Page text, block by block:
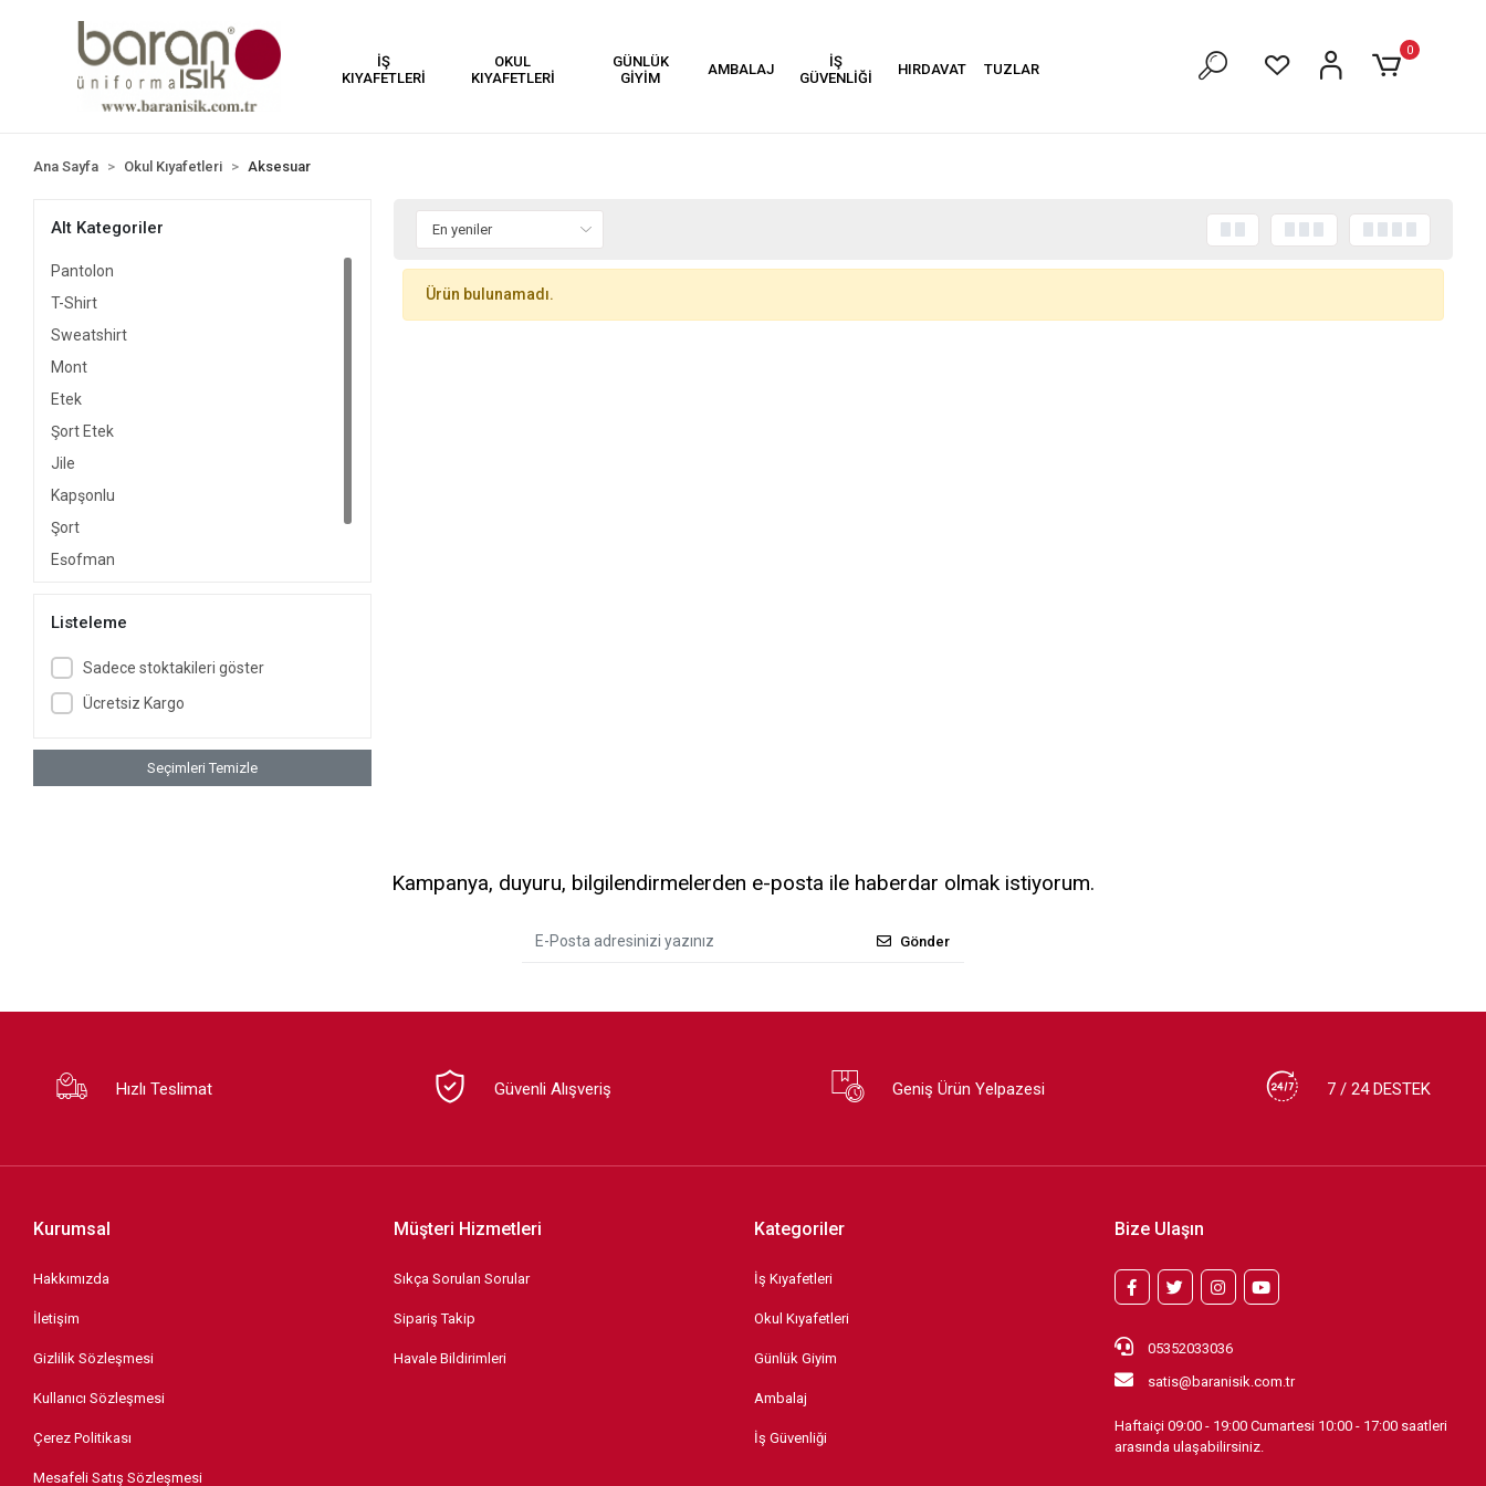
İŞ
KIYAFETLERİ
OKUL
KIYAFETLERİ
GÜNLÜK
GİYİM
AMBALAJ
İŞ
GÜVENLİĞİ
HIRDAVAT TUZLAR
0
Ana Sayfa Okul Kıyafetleri Aksesuar
Alt Kategoriler
Pantolon
T-Shirt
Sweatshirt
Mont
Etek
Şort Etek
Jile
Kapşonlu
Şort
Eşofman
Listeleme
Sadece stoktakileri göster
Ücretsiz Kargo
Seçimleri Temizle
Ürün bulunamadı.
Kampanya, duyuru, bilgilendirmelerden e-posta ile haberdar olmak istiyorum.
Gönder
Hızlı Teslimat Güvenli Alışveriş Geniş Ürün Yelpazesi 7 / 24 DESTEK
Kurumsal
Hakkımızda
İletişim
Gizlilik Sözleşmesi
Kullanıcı Sözleşmesi
Çerez Politikası
Mesafeli Satış Sözleşmesi
Müşteri Hizmetleri
Sıkça Sorulan Sorular
Sipariş Takip
Havale Bildirimleri
Kategoriler
İş Kıyafetleri
Okul Kıyafetleri
Günlük Giyim
Ambalaj
İş Güvenliği
Bize Ulaşın
05352033036
satis@baranisik.com.tr
Haftaiçi 09:00 - 19:00 Cumartesi 10:00 - 17:00 saatleri
arasında ulaşabilirsiniz.